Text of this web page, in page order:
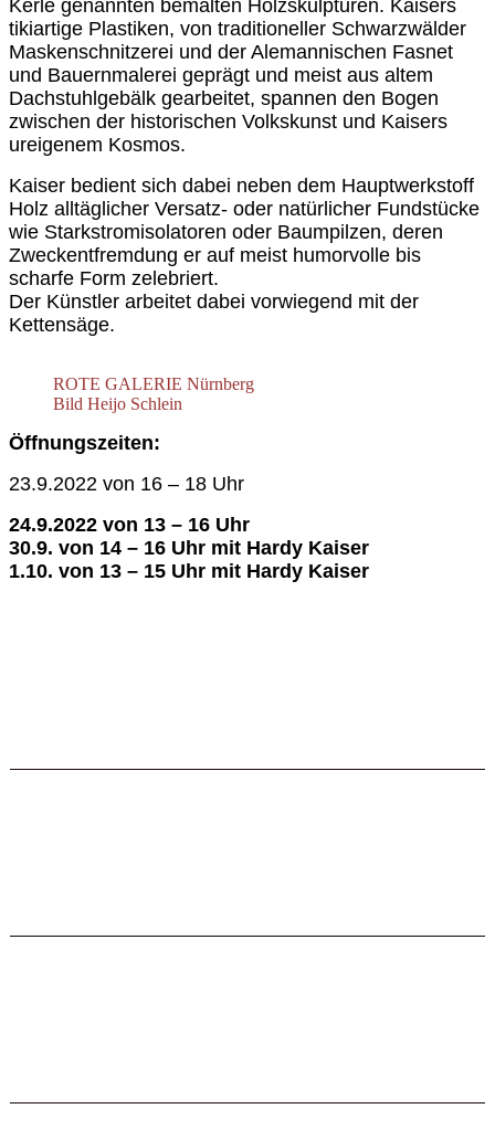
Kerle genannten bemalten Holzskulpturen. Kaisers
tikiartige Plastiken, von traditioneller Schwarzwälder
Maskenschnitzerei und der Alemannischen Fasnet
und Bauernmalerei geprägt und meist aus altem
Dachstuhlgebälk gearbeitet, spannen den Bogen
zwischen der historischen Volkskunst und Kaisers
ureigenem Kosmos.
Kaiser bedient sich dabei neben dem Hauptwerkstoff
Holz alltäglicher Versatz- oder natürlicher Fundstücke
wie Starkstromisolatoren oder Baumpilzen, deren
Zweckentfremdung er auf meist humorvolle bis
scharfe Form zelebriert.
Der Künstler arbeitet dabei vorwiegend mit der
Kettensäge.
ROTE GALERIE Nürnberg
Bild Heijo Schlein
Öffnungszeiten:
23.9.2022 von 16 – 18 Uhr
24.9.2022 von 13 – 16 Uhr
30.9. von 14 – 16 Uhr mit Hardy Kaiser
1.10. von 13 – 15 Uhr mit Hardy Kaiser